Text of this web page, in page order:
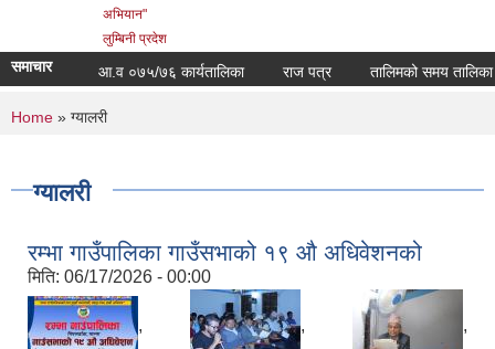
अभियान"
लुम्बिनी प्रदेश
समाचार आ.व ०७५/७६ कार्यतालिका राज पत्र तालिमको समय तालिका
You are here
Home » ग्यालरी
ग्यालरी
रम्भा गाउँपालिका गाउँसभाको १९ औ अधिवेशनको
मिति: 06/17/2026 - 00:00
, , ,